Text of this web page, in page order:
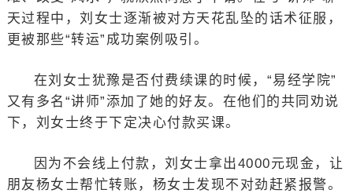
天过程中，刘女士逐渐被对方天花乱坠的话术征服，
更被那些“转运”成功案例吸引。
在刘女士犹豫是否付费续课的时候，“易经学院”
又有多名“讲师”添加了她的好友。在他们的共同劝说
下，刘女士终于下定决心付款买课。
因为不会线上付款，刘女士拿出4000元现金，让
朋友杨女士帮忙转账，杨女士发现不对劲赶紧报警。